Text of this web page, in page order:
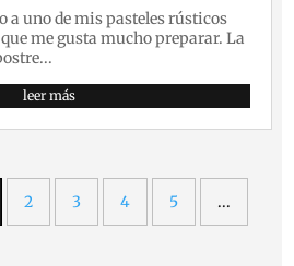
a uno de mis pasteles rústicos
me gusta mucho preparar. La
leer más
2 3 4 5 ...